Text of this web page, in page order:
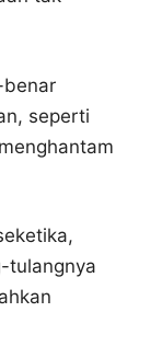
benar
seperti
tulangnya